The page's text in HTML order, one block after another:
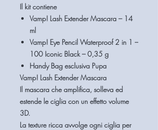
Il kit contiene
Vamp! Lash Extender Mascara – 14
ml
Vamp! Eye Pencil Waterproof 2 in 1 –
100 Iconic Black– 0,35 g
Handy Bag esclusiva Pupa
Vamp! Lash Extender Mascara
Il mascara che amplifica, solleva ed
estende le ciglia con un effetto volume
3D.
La texture ricca avvolge ogni ciglia per